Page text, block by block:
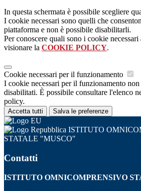
In questa schermata è possibile scegliere
I cookie necessari sono quelli che
piattaforma e non è possibile disabilitarli.
Per conoscere quali sono i cookie
visionare la COOKIE POLICY.
Cookie necessari per il funzionamento
I cookie necessari per il funzionamento non
disabilitati. È possibile consultare l'elenco
policy.
Accetta tutti Salva le preferenze
ISTITUTO
STATALE "MUSCO"
Contatti
ISTITUTO OMNICOMPRENSIVO